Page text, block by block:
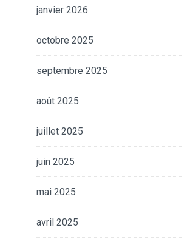
janvier 2026
octobre 2025
septembre 2025
août 2025
juillet 2025
juin 2025
mai 2025
avril 2025